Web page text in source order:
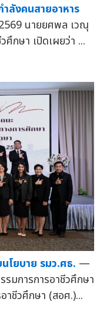
ลังคนสายอาหาร
นายยศพล เวณุ
ศึกษา เปิดเผยว่า ...
โยบาย รมว.ศธ. —
มการการอาชีวศึกษา
าชีวศึกษา (สอศ.)...